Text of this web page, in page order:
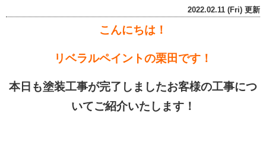
2022.02.11 (Fri) 更新
こんにちは！
リベラルペイントの栗田です！
本日も塗装工事が完了しましたお客様の工事につ
いてご紹介いたします！